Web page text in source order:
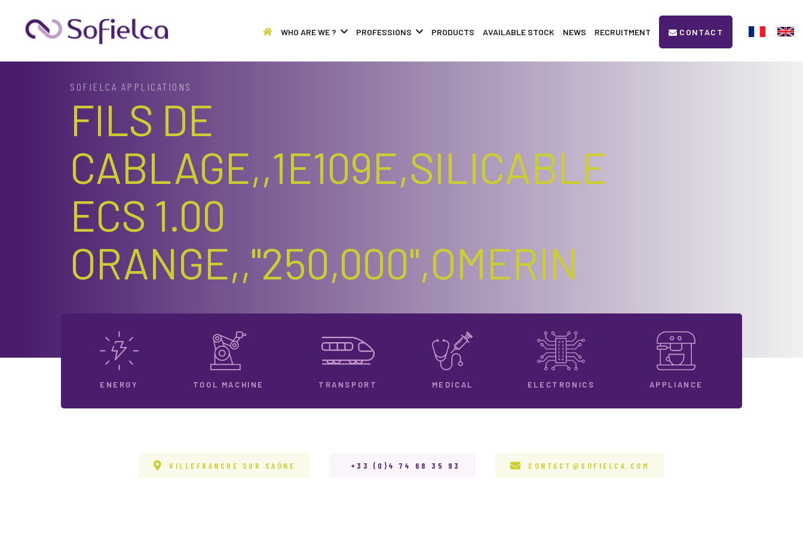
WHO ARE WE ? PROFESSIONS PRODUCTS AVAILABLE STOCK NEWS RECRUITMENT CONTACT
SOFIELCA APPLICATIONS
FILS DE
CABLAGE,,1E109E,SILICABLE
ECS 1.00
ORANGE,,"250,000",OMERIN
ENERGY TOOL MACHINE TRANSPORT MEDICAL ELECTRONICS APPLIANCE
VILLEFRANCHE SUR SAÔNE +33 (0)4 74 68 35 93 CONTACT@SOFIELCA.COM